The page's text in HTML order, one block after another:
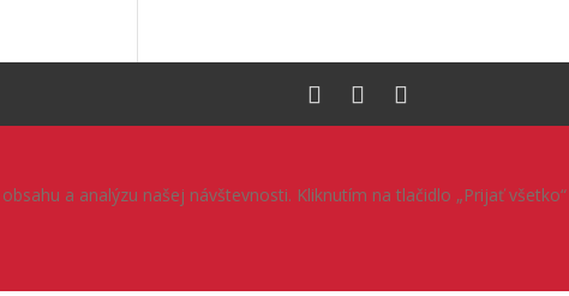
a analýzu našej návštevnosti. Kliknutím na tlačidlo „Prijať všetko“